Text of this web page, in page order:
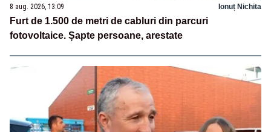
8 aug. 2026, 13:09 Ionuț Nichita
Furt de 1.500 de metri de cabluri din parcuri
fotovoltaice. Șapte persoane, arestate